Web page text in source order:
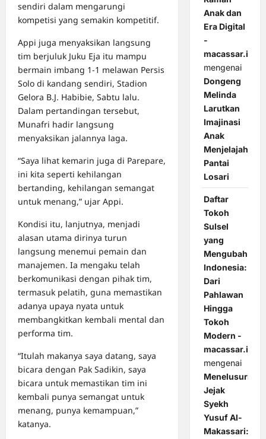
sendiri dalam mengarungi
kompetisi yang semakin kompetitif.
Appi juga menyaksikan langsung
tim berjuluk Juku Eja itu mampu
bermain imbang 1-1 melawan Persis
Solo di kandang sendiri, Stadion
Gelora B.J. Habibie, Sabtu lalu.
Dalam pertandingan tersebut,
Munafri hadir langsung
menyaksikan jalannya laga.
“Saya lihat kemarin juga di Parepare,
ini kita seperti kehilangan
bertanding, kehilangan semangat
untuk menang,” ujar Appi.
Kondisi itu, lanjutnya, menjadi
alasan utama dirinya turun
langsung menemui pemain dan
manajemen. Ia mengaku telah
berkomunikasi dengan pihak tim,
termasuk pelatih, guna memastikan
adanya upaya nyata untuk
membangkitkan kembali mental dan
performa tim.
“Itulah makanya saya datang, saya
bicara dengan Pak Sadikin, saya
bicara untuk memastikan tim ini
kembali punya semangat untuk
menang, punya kemampuan,”
katanya.
Anak dan
Era Digital
-
macassar.id
mengenai
Dongeng
Melinda
Larutkan
Imajinasi
Anak
Menjelajah
Pantai
Losari
Daftar
Tokoh
Sulsel
yang
Mengubah
Indonesia:
Dari
Pahlawan
Hingga
Tokoh
Modern -
macassar.id
mengenai
Menelusuri
Jejak
Syekh
Yusuf Al-
Makassari: